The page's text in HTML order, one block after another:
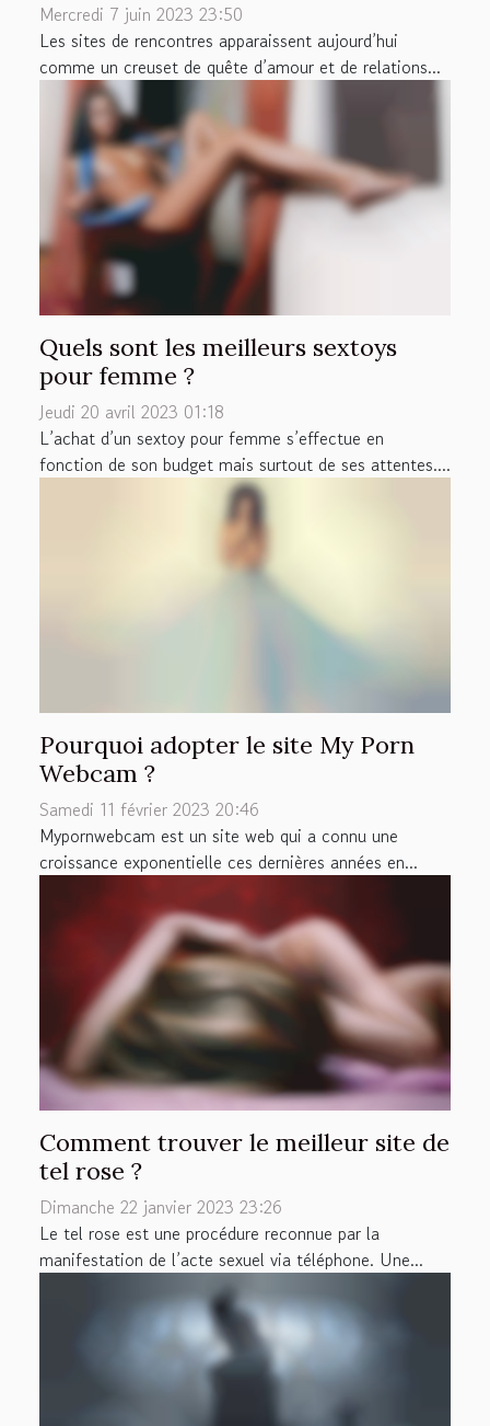
Mercredi 7 juin 2023 23:50
Les sites de rencontres apparaissent aujourd’hui
comme un creuset de quête d’amour et de relations...
Quels sont les meilleurs sextoys
pour femme ?
Jeudi 20 avril 2023 01:18
L’achat d’un sextoy pour femme s’effectue en
fonction de son budget mais surtout de ses attentes....
Pourquoi adopter le site My Porn
Webcam ?
Samedi 11 février 2023 20:46
Mypornwebcam est un site web qui a connu une
croissance exponentielle ces dernières années en...
Comment trouver le meilleur site de
tel rose ?
Dimanche 22 janvier 2023 23:26
Le tel rose est une procédure reconnue par la
manifestation de l’acte sexuel via téléphone. Une...